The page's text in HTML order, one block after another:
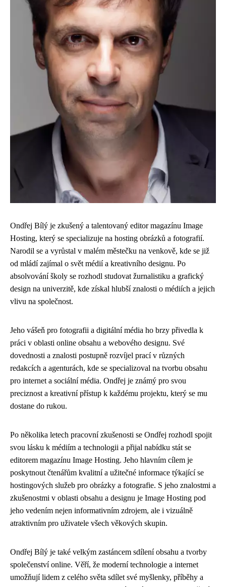
Ondřej Bílý je zkušený a talentovaný editor magazínu Image
Hosting, který se specializuje na hosting obrázků a fotografií.
Narodil se a vyrůstal v malém městečku na venkově, kde se již
od mládí zajímal o svět médií a kreativního designu. Po
absolvování školy se rozhodl studovat žurnalistiku a grafický
design na univerzitě, kde získal hlubší znalosti o médiích a jejich
vlivu na společnost.
Jeho vášeň pro fotografii a digitální média ho brzy přivedla k
práci v oblasti online obsahu a webového designu. Své
dovednosti a znalosti postupně rozvíjel prací v různých
redakcích a agenturách, kde se specializoval na tvorbu obsahu
pro internet a sociální média. Ondřej je známý pro svou
preciznost a kreativní přístup k každému projektu, který se mu
dostane do rukou.
Po několika letech pracovní zkušenosti se Ondřej rozhodl spojit
svou lásku k médiím a technologii a přijal nabídku stát se
editorem magazínu Image Hosting. Jeho hlavním cílem je
poskytnout čtenářům kvalitní a užitečné informace týkající se
hostingových služeb pro obrázky a fotografie. S jeho znalostmi a
zkušenostmi v oblasti obsahu a designu je Image Hosting pod
jeho vedením nejen informativním zdrojem, ale i vizuálně
atraktivním pro uživatele všech věkových skupin.
Ondřej Bílý je také velkým zastáncem sdílení obsahu a tvorby
společenství online. Věří, že moderní technologie a internet
umožňují lidem z celého světa sdílet své myšlenky, příběhy a